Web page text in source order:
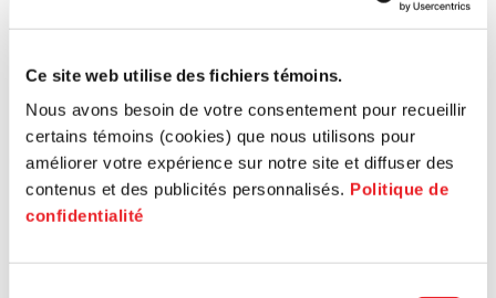
Ce site web utilise des fichiers témoins.
Nous avons besoin de votre consentement pour recueillir
certains témoins (cookies) que nous utilisons pour
améliorer votre expérience sur notre site et diffuser des
contenus et des publicités personnalisés. Politique de
confidentialité